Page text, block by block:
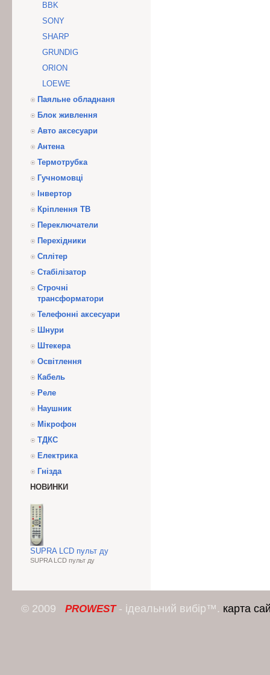
BBK
SONY
SHARP
GRUNDIG
ORION
LOEWE
Паяльне обладнаня
Блок живлення
Авто аксесуари
Антена
Термотрубка
Гучномовці
Інвертор
Кріплення ТВ
Переключатели
Перехідники
Сплітер
Стабілізатор
Строчні
трансформатори
Телефонні аксесуари
Шнури
Штекера
Освітлення
Кабель
Реле
Наушник
Мікрофон
ТДКС
Електрика
Гнізда
НОВИНКИ
SUPRA LCD пульт ду
SUPRA LCD пульт ду
© 2009 PROWEST- ідеальний вибір™. карта